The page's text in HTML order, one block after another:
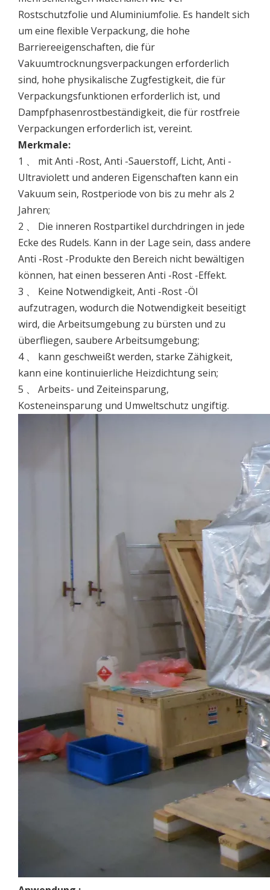
Rostschutzfolie und Aluminiumfolie. Es handelt sich
um eine flexible Verpackung, die hohe
Barriereeigenschaften, die für
Vakuumtrocknungsverpackungen erforderlich
sind, hohe physikalische Zugfestigkeit, die für
Verpackungsfunktionen erforderlich ist, und
Dampfphasenrostbeständigkeit, die für rostfreie
Verpackungen erforderlich ist, vereint.
Merkmale:
1 、 mit Anti -Rost, Anti -Sauerstoff, Licht, Anti -
Ultraviolett und anderen Eigenschaften kann ein
Vakuum sein, Rostperiode von bis zu mehr als 2
Jahren;
2 、 Die inneren Rostpartikel durchdringen in jede
Ecke des Rudels. Kann in der Lage sein, dass andere
Anti -Rost -Produkte den Bereich nicht bewältigen
können, hat einen besseren Anti -Rost -Effekt.
3 、 Keine Notwendigkeit, Anti -Rost -Öl
aufzutragen, wodurch die Notwendigkeit beseitigt
wird, die Arbeitsumgebung zu bürsten und zu
überfliegen, saubere Arbeitsumgebung;
4 、 kann geschweißt werden, starke Zähigkeit,
kann eine kontinuierliche Heizdichtung sein;
5 、 Arbeits- und Zeiteinsparung,
Kosteneinsparung und Umweltschutz ungiftig.